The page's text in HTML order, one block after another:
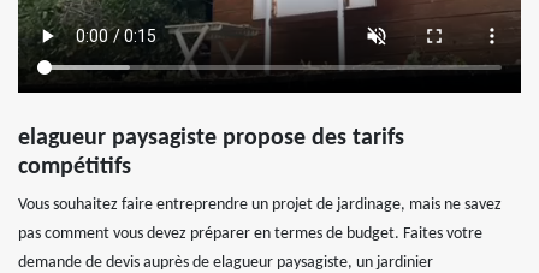
elagueur paysagiste propose des tarifs
compétitifs
Vous souhaitez faire entreprendre un projet de jardinage, mais ne savez
pas comment vous devez préparer en termes de budget. Faites votre
demande de devis auprès de elagueur paysagiste, un jardinier